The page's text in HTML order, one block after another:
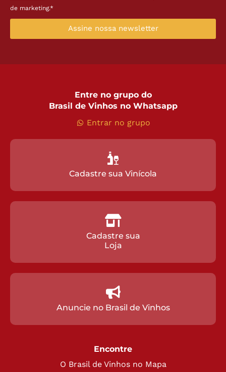
de marketing.*
Assine nossa newsletter
Entre no grupo do
Brasil de Vinhos no Whatsapp
Entrar no grupo
Cadastre sua Vinícola
Cadastre sua
Loja
Anuncie no Brasil de Vinhos
Encontre
O Brasil de Vinhos no Mapa